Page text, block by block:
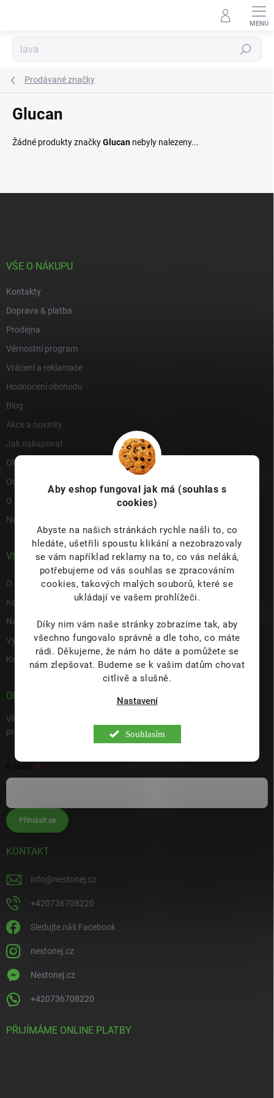
Aby eshop fungoval jak má (souhlas s
cookies)
Abyste na našich stránkách rychle našli to, co
hledáte, ušetřili spoustu klikání a nezobrazovaly
se vám například reklamy na to, co vás neláká,
potřebujeme od vás souhlas se zpracováním
cookies, takových malých souborů, které se
ukládají ve vašem prohlížeči.
Díky nim vám naše stránky zobrazíme tak, aby
všechno fungovalo správně a dle toho, co máte
rádi. Děkujeme, že nám ho dáte a pomůžete se
nám zlepšovat. Budeme se k vašim datům chovat
citlivě a slušně.
Nastavení
Souhlasím
Hledat
Prodávané značky
Glucan
Žádné produkty značkyGlucan nebyly nalezeny...
VŠE O NÁKUPU
Kontakty
Doprava & platba
Prodejna
Věrnostní program
Vrácení a reklamace
Hodnocení obchodu
Blog
Akce a novinky
Jak nakupovat
Obchodní podmínky
Ochrana osobních údajů
O nás
Napište nám
VŠE O NÁS
O nás
Kontakty
Napište nám
Výdejní místo s prodejnou Hulín
Kariéra
ODEBÍRAT NEWSLETTER
Vložte svůj e-mail a my vám budeme zasílat informace o nových
produktech na našem e-shopu.
Přihlásit se
KONTAKT
info@nestonej.cz
+420736708220
Sledujte náš Facebook
nestonej.cz
Nestonej.cz
+420736708220
PŘIJÍMÁME ONLINE PLATBY